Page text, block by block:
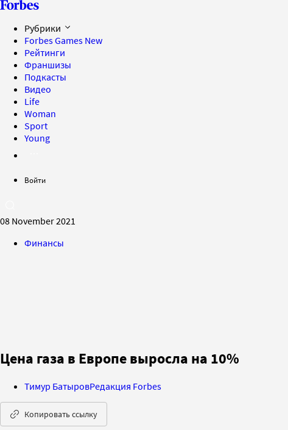
Рубрики
Forbes Games New
Рейтинги
Франшизы
Подкасты
Видео
Life
Woman
Sport
Young
Войти
08 November 2021
Финансы
Цена газа в Европе выросла на 10%
Тимур БатыровРедакция Forbes
Копировать ссылку